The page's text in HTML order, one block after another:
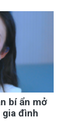
bí ẩn mở
đình